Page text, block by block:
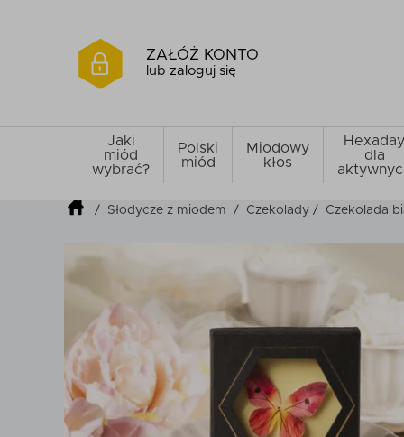
ZAŁÓŻ KONTO
lub zaloguj się
Jaki
miód
wybrać?
Polski
miód
Miodowy
kłos
Hexaday
dla
/ Słodycze z miodem /Czekolady /Czekolada